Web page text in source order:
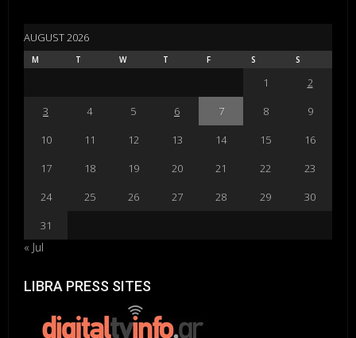
AUGUST 2026
M T W T F S S
1
2
3
4 5 6 7 8
9
10
11 12 13 14 15
16
17
18 19 20 21 22
23
24
25 26 27 28 29
30
31
« Jul
LIBRA PRESS SITES